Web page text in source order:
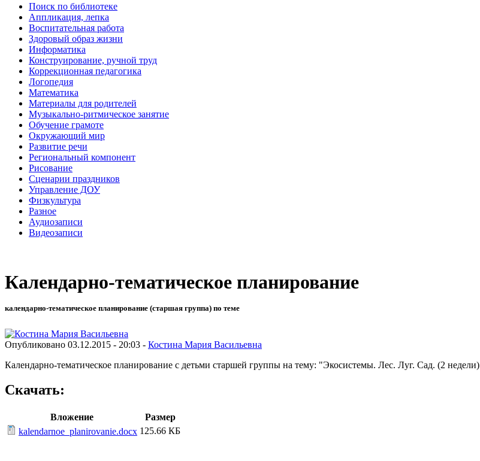
Поиск по библиотеке
Аппликация, лепка
Воспитательная работа
Здоровый образ жизни
Информатика
Конструирование, ручной труд
Коррекционная педагогика
Логопедия
Математика
Материалы для родителей
Музыкально-ритмическое занятие
Обучение грамоте
Окружающий мир
Развитие речи
Региональный компонент
Рисование
Сценарии праздников
Управление ДОУ
Физкультура
Разное
Аудиозаписи
Видеозаписи
Календарно-тематическое планирование
календарно-тематическое планирование (старшая группа) по теме
Опубликовано 03.12.2015 - 20:03 - Костина Мария Васильевна
Календарно-тематическое планирование с детьми старшей группы на тему: "Экосистемы. Лес. Луг. Сад. (2 недели)
Скачать:
Вложение
Размер
kalendarnoe_planirovanie.docx 125.66 КБ